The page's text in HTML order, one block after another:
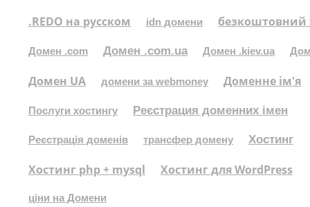
.REDO на русском
idn домени безкоштовний
Домен .com Домен .com.ua Домен .kiev.ua
Домен UA домени за webmoney Доменне ім'я
Послуги хостингу Реєстрация доменних імен
Реєстрація доменів трансфер домену Хостинг
Хостинг php + mysql Хостинг для WordPress
ціни на Домени